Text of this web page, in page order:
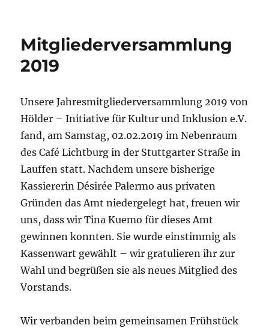
Volunteers
Mitgliederversammlung
2019
Unsere Jahresmitgliederversammlung 2019 von
Hölder – Initiative für Kultur und Inklusion e.V.
fand, am Samstag, 02.02.2019 im Nebenraum
des Café Lichtburg in der Stuttgarter Straße in
Lauffen statt. Nachdem unsere bisherige
Kassiererin Désirée Palermo aus privaten
Gründen das Amt niedergelegt hat, freuen wir
uns, dass wir Tina Kuemo für dieses Amt
gewinnen konnten. Sie wurde einstimmig als
Kassenwart gewählt – wir gratulieren ihr zur
Wahl und begrüßen sie als neues Mitglied des
Vorstands.
Wir verbanden beim gemeinsamen Frühstück